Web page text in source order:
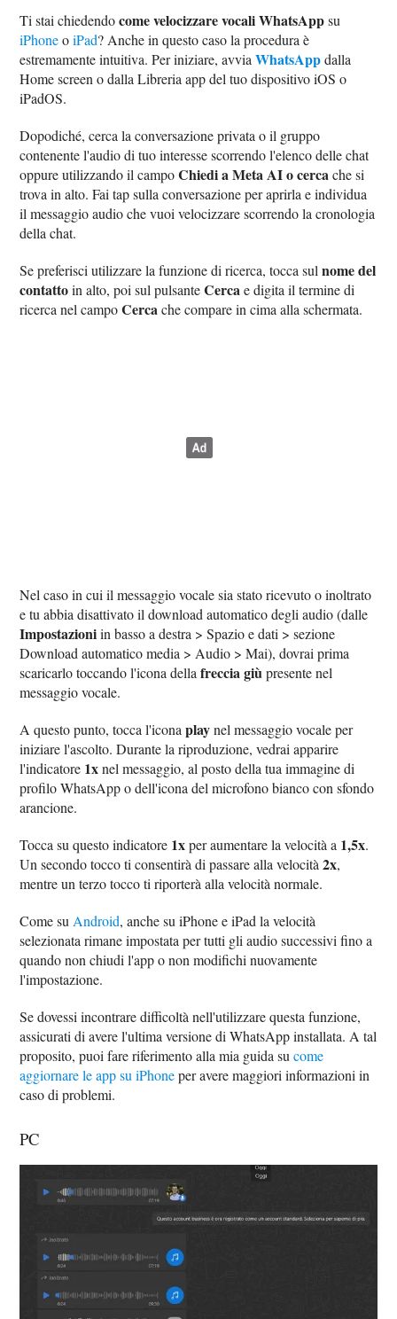
Ti stai chiedendocome velocizzare vocali WhatsAppsu
iPhoneoiPad? Anche in questo caso la procedura è
estremamente intuitiva. Per iniziare, avviaWhatsAppdalla
Home screen o dalla Libreria app del tuo dispositivo iOS o
iPadOS.
Dopodiché, cerca la conversazione privata o il gruppo
contenente l'audio di tuo interesse scorrendo l'elenco delle chat
oppure utilizzando il campoChiedi a Meta AI o cercache si
trova in alto. Fai tap sulla conversazione per aprirla e individua
il messaggio audio che vuoi velocizzare scorrendo la cronologia
della chat.
Se preferisci utilizzare la funzione di ricerca, tocca sulnome del
contattoin alto, poi sul pulsanteCercae digita il termine di
ricerca nel campoCercache compare in cima alla schermata.
Nel caso in cui il messaggio vocale sia stato ricevuto o inoltrato
e tu abbia disattivato il download automatico degli audio (dalle
Impostazioniin basso a destra > Spazio e dati > sezione
Download automatico media > Audio > Mai), dovrai prima
scaricarlo toccando l'icona dellafreccia giùpresente nel
messaggio vocale.
A questo punto, tocca l'iconaplaynel messaggio vocale per
iniziare l'ascolto. Durante la riproduzione, vedrai apparire
l'indicatore 1xnel messaggio, al posto della tua immagine di
profilo WhatsApp o dell'icona del microfono bianco con sfondo
arancione.
Tocca su questo indicatore 1xper aumentare la velocità a 1,5x.
Un secondo tocco ti consentirà di passare alla velocità2x,
mentre un terzo tocco ti riporterà alla velocità normale.
Come su Android, anche su iPhone e iPad la velocità
selezionata rimane impostata per tutti gli audio successivi fino a
quando non chiudi l'app o non modifichi nuovamente
l'impostazione.
Se dovessi incontrare difficoltà nell'utilizzare questa funzione,
assicurati di avere l'ultima versione di WhatsApp installata. A tal
proposito, puoi fare riferimento alla mia guida sucome
aggiornare le app su iPhoneper avere maggiori informazioni in
caso di problemi.
PC